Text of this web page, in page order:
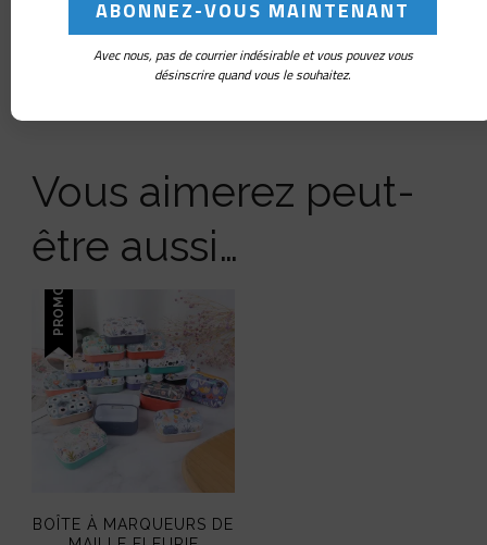
Fleurs au crochet : 10
superbes créations à
Vous aimerez peut-
être aussi…
PROMO !
BOÎTE À MARQUEURS DE
Avec nous, pas de courrier indésirable et vous pouvez vous
désinscrire quand vous le souhaitez.